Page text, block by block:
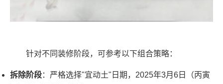
针对不同装修阶段，可参考以下组合策略：
拆除阶段：严格选择"宜动土"日期，2025年3月6日（丙寅